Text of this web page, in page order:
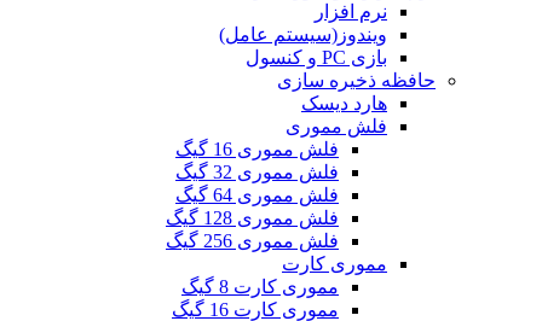
نرم افزار
ویندوز(سیستم عامل)
بازی PC و کنسول
حافظه ذخیره سازی
هارد دیسک
فلش مموری
فلش مموری 16 گیگ
فلش مموری 32 گیگ
فلش مموری 64 گیگ
فلش مموری 128 گیگ
فلش مموری 256 گیگ
مموری کارت
مموری کارت 8 گیگ
مموری کارت 16 گیگ